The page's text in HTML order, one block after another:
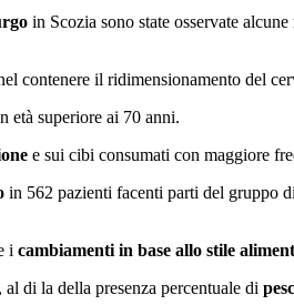
in Scozia sono state osservate
contenere il ridimensionamento del
età superiore ai 70 anni.
e sui cibi consumati con maggiore
in 562 pazienti facenti parti del gruppo
i cambiamenti in base allo stile
di la della presenza percentuale di